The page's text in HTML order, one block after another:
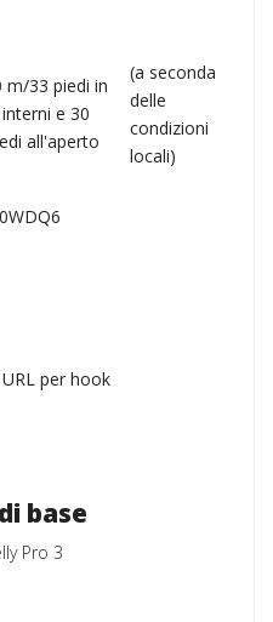
m/33 piedi in
e 30
all'aperto
(a seconda
delle
condizioni
locali)
per hook
base